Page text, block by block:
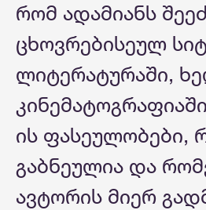
რომ ადამიანს
ცხოვრებისეულ
ლიტერატურაში,
ის ფასეულობები,
გაბნეულია და
ავტორის მიერ